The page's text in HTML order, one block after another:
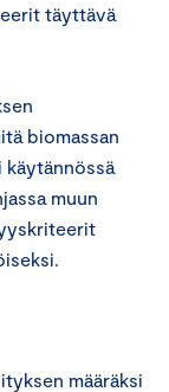
täyttävä
biomassan
muun
määräksi